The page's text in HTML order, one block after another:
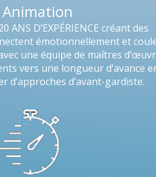
Animation
ANS D’EXPÉRIENCE créant des
émotionnellement et
une équipe de maîtres
vers une longueur d’avance
d’approches d’avant-gardiste.